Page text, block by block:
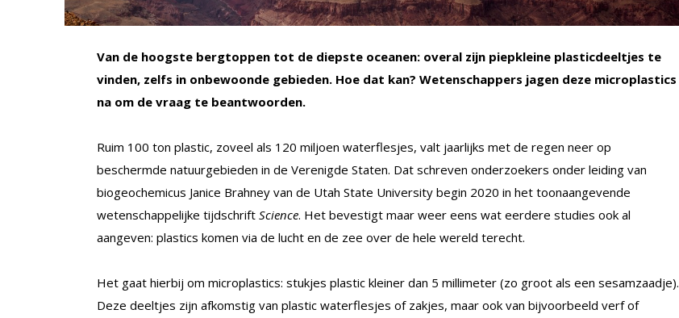
Van de hoogste bergtoppen tot de diepste oceanen: overal zijn piepkleine plasticdeeltjes te
vinden, zelfs in onbewoonde gebieden. Hoe dat kan? Wetenschappers jagen deze microplastics
na om de vraag te beantwoorden.
Ruim 100 ton plastic, zoveel als 120 miljoen waterflesjes, valt jaarlijks met de regen neer op
beschermde natuurgebieden in de Verenigde Staten. Dat schreven onderzoekers onder leiding van
biogeochemicus Janice Brahney van de Utah State University begin 2020 in het toonaangevende
wetenschappelijke tijdschrift Science. Het bevestigt maar weer eens wat eerdere studies ook al
aangeven: plastics komen via de lucht en de zee over de hele wereld terecht.
Het gaat hierbij om microplastics: stukjes plastic kleiner dan 5 millimeter (zo groot als een sesamzaadje).
Deze deeltjes zijn afkomstig van plastic waterflesjes of zakjes, maar ook van bijvoorbeeld verf of